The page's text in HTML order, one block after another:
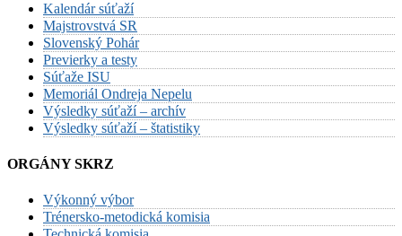
Kalendár súťaží
Majstrovstvá SR
Slovenský Pohár
Previerky a testy
Súťaže ISU
Memoriál Ondreja Nepelu
Výsledky súťaží – archív
Výsledky súťaží – štatistiky
ORGÁNY SKRZ
Výkonný výbor
Trénersko-metodická komisia